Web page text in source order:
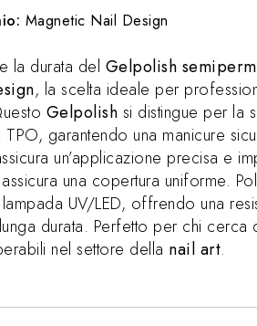
Magnetic Nail Design
la durata del Gelpolish
, la scelta ideale per
Gelpolish si distingue per la
TPO, garantendo una manicure
un’applicazione precisa e
una copertura uniforme.
UV/LED, offrendo una
durata. Perfetto per chi cerca
nel settore della nail art.